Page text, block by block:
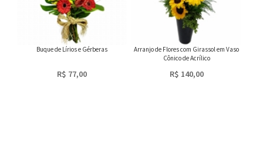
Buque de Lírios e Gérberas
R$ 77,00
Arranjo de Flores com Girassol em Vaso
Cônico de Acrílico
R$ 140,00